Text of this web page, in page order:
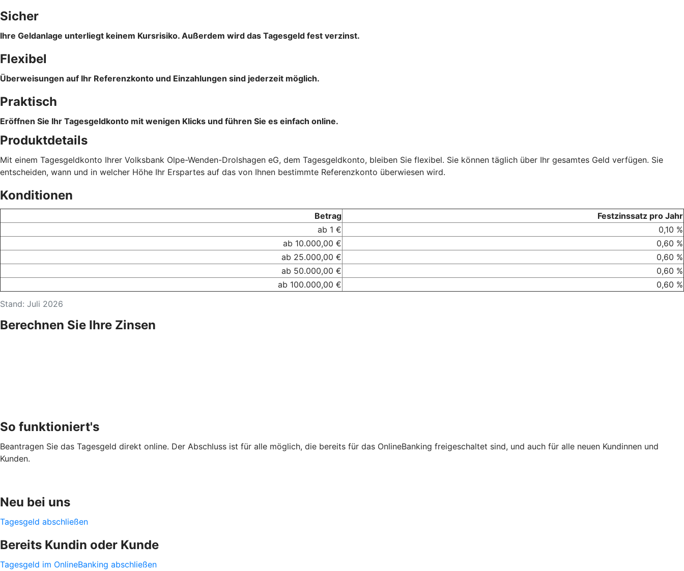
Sicher
Ihre Geldanlage unterliegt keinem Kursrisiko. Außerdem wird das Tagesgeld fest verzinst.
Flexibel
Überweisungen auf Ihr Referenzkonto und Einzahlungen sind jederzeit möglich.
Praktisch
Eröffnen Sie Ihr Tagesgeldkonto mit wenigen Klicks und führen Sie es einfach online.
Produktdetails
Mit einem Tagesgeldkonto Ihrer Volksbank Olpe-Wenden-Drolshagen eG, dem Tagesgeldkonto, bleiben Sie flexibel. Sie können täglich über Ihr gesamtes Geld verfügen. Sie
entscheiden, wann und in welcher Höhe Ihr Erspartes auf das von Ihnen bestimmte Referenzkonto überwiesen wird.
Konditionen
Stand: Juli 2026
Betrag
Festzinssatz pro Jahr
ab 1 €
0,10 %
ab 10.000,00 €
0,60 %
ab 25.000,00 €
0,60 %
ab 50.000,00 €
0,60 %
ab 100.000,00 €
0,60 %
Berechnen Sie Ihre Zinsen
So funktioniert's
Beantragen Sie das Tagesgeld direkt online. Der Abschluss ist für alle möglich, die bereits für das OnlineBanking freigeschaltet sind, und auch für alle neuen Kundinnen und
Kunden.
Neu bei uns
Tagesgeld abschließen
Bereits Kundin oder Kunde
Tagesgeld im OnlineBanking abschließen